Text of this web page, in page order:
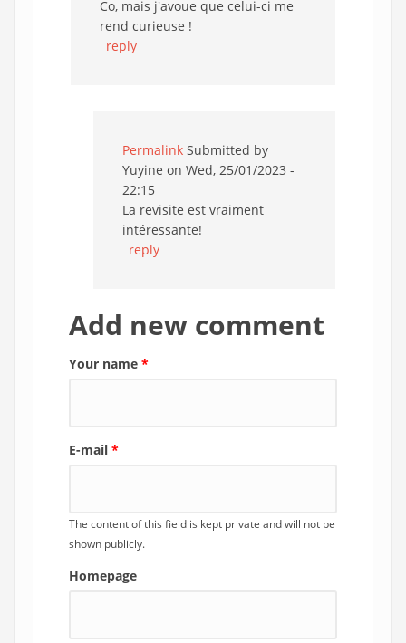
Co, mais j'avoue que celui-ci me
rend curieuse !
reply
Permalink Submitted by
Yuyine on Wed, 25/01/2023 -
22:15
La revisite est vraiment
intéressante!
reply
Add new comment
Your name *
E-mail *
The content of this field is kept private and will not be
shown publicly.
Homepage